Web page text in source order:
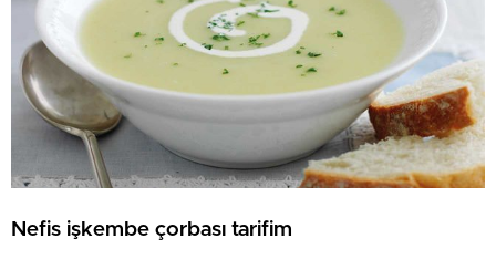
Nefis işkembe çorbası tarifim